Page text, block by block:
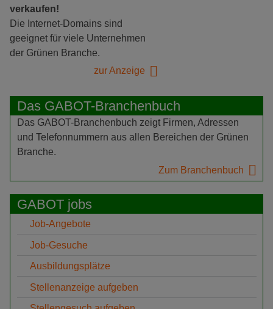
verkaufen!
Die Internet-Domains sind
geeignet für viele Unternehmen
der Grünen Branche.
zur Anzeige
Das GABOT-Branchenbuch
Das GABOT-Branchenbuch zeigt Firmen, Adressen
und Telefonnummern aus allen Bereichen der Grünen
Branche.
Zum Branchenbuch
GABOT jobs
Job-Angebote
Job-Gesuche
Ausbildungsplätze
Stellenanzeige aufgeben